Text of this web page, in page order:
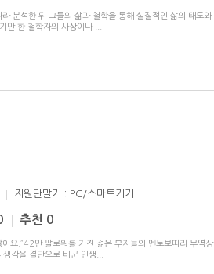
분석한 뒤 그들의 삶과 철학을 통해 실질적인 삶의 태도와
만 한 철학자의 사상이나
지원단말기 : PC/스마트기기
추천 0
요.”42만 팔로워를 가진 젊은 부자들의 멘토보따리 무역상
각을 결단으로 바꾼 인생